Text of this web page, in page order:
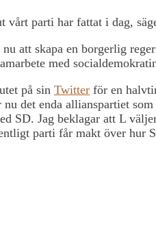
vårt parti har fattat i dag,
att skapa en borgerlig
med
på sin Twitter för en
nu det enda allianspartiet
SD. Jag beklagar att L
parti får makt över hur